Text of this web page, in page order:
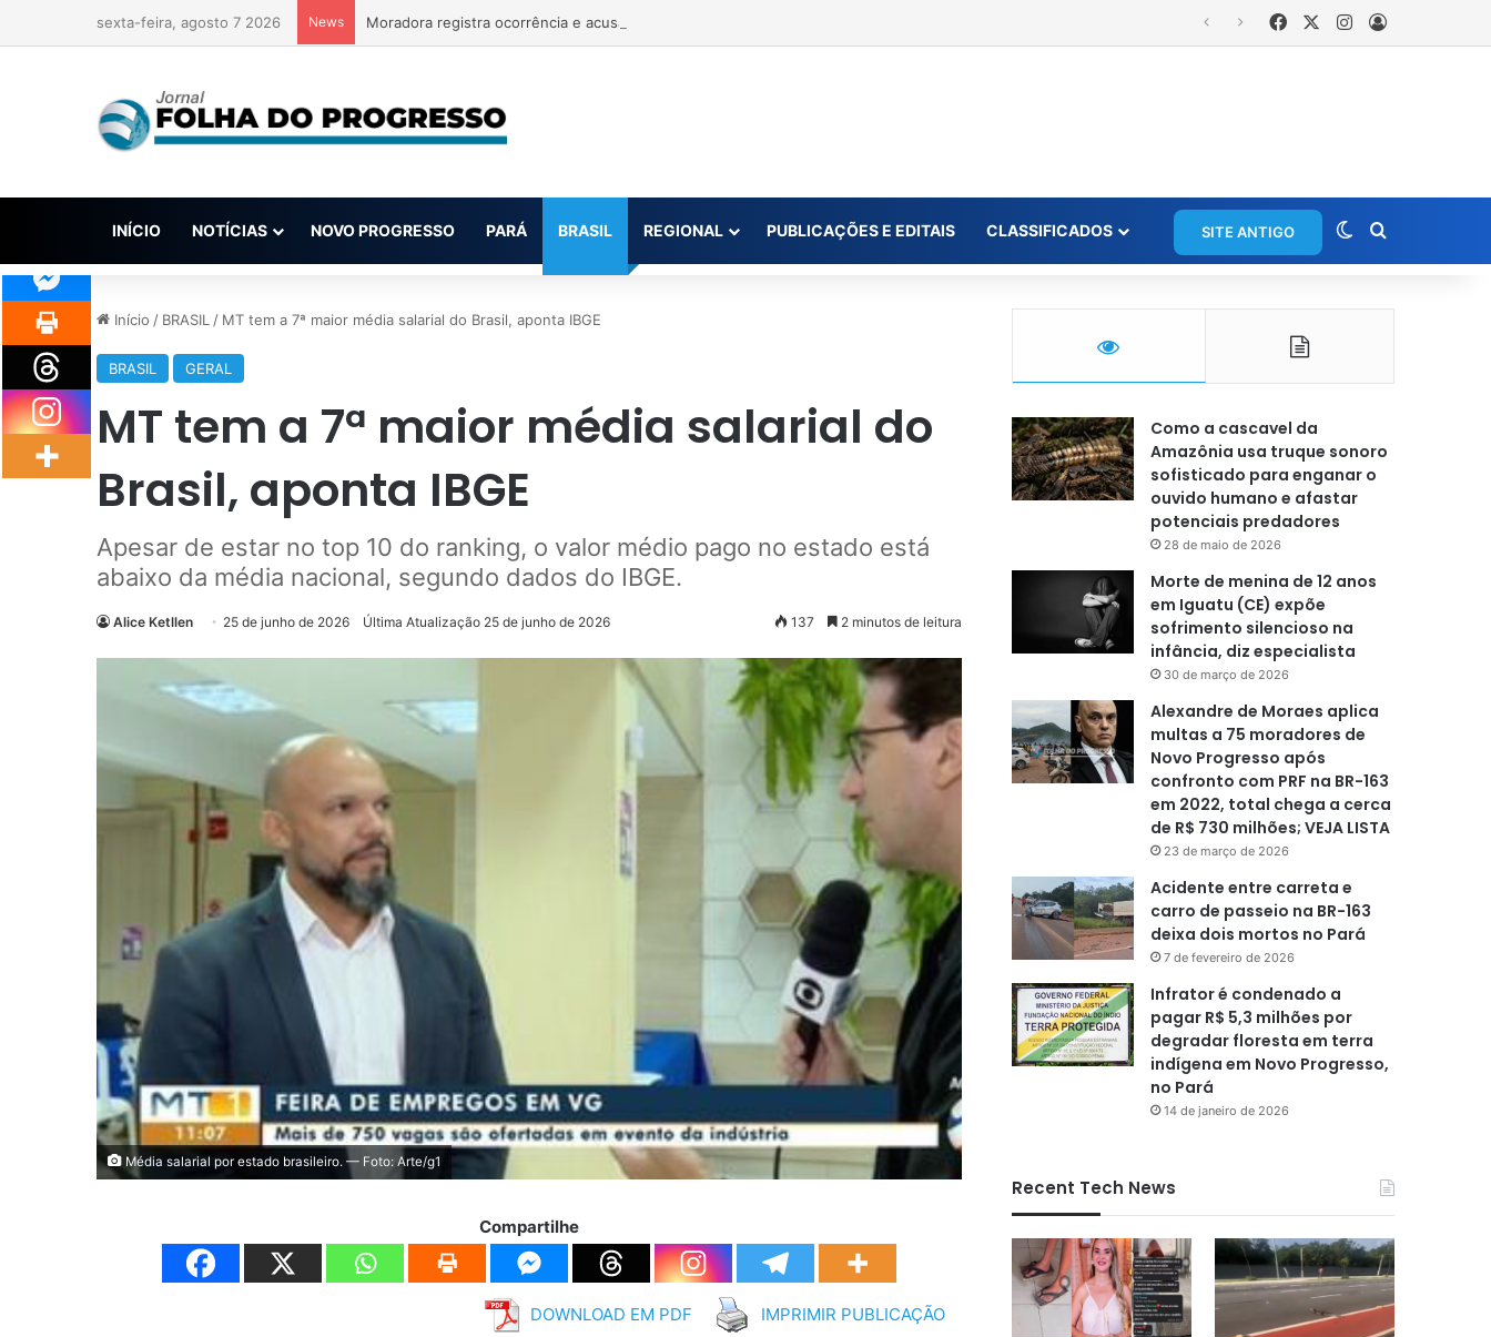
sexta-feira, agosto 7 2026 News FacebookInstagram
INÍCIO NOTÍCIAS NOVO PROGRESSO PARÁ BRASIL REGIONAL PUBLICAÇÕES E EDITAIS CLASSIFICADOS SITE ANTIGO Switch skin
Início / BRASIL / MT tem a 7ª maior média salarial do Brasil, aponta IBGE
BRASIL GERAL
MT tem a 7ª maior média salarial do
Brasil, aponta IBGE
Apesar de estar no top 10 do ranking, o valor médio pago no estado está
abaixo da média nacional, segundo dados do IBGE.
Alice Ketllen 25 de junho de 2026 Última Atualização 25 de junho de 2026 137 2 minutos de leitura
Média salarial por estado brasileiro. — Foto: Arte/g1
Compartilhe
DOWNLOAD EM PDF IMPRIMIR PUBLICAÇÃO
Como a cascavel da
Amazônia usa truque sonoro
sofisticado para enganar o
ouvido humano e afastar
potenciais predadores
28 de maio de 2026
Morte de menina de 12 anos
em Iguatu (CE) expõe
sofrimento silencioso na
infância, diz especialista
30 de março de 2026
Alexandre de Moraes aplica
multas a 75 moradores de
Novo Progresso após
confronto com PRF na BR-163
em 2022, total chega a cerca
de R$ 730 milhões; VEJA LISTA
23 de março de 2026
Acidente entre carreta e
carro de passeio na BR-163
deixa dois mortos no Pará
7 de fevereiro de 2026
Infrator é condenado a
pagar R$ 5,3 milhões por
degradar floresta em terra
indígena em Novo Progresso,
no Pará
14 de janeiro de 2026
Recent Tech News